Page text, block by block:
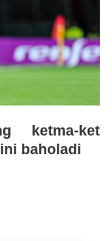
ketma-ket
baholadi